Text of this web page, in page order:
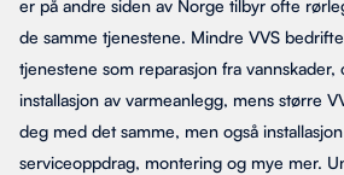
er på andre siden av Norge tilbyr ofte
de samme tjenestene. Mindre VVS
tjenestene som reparasjon fra
installasjon av varmeanlegg, mens større
deg med det samme, men også
serviceoppdrag, montering og mye mer.